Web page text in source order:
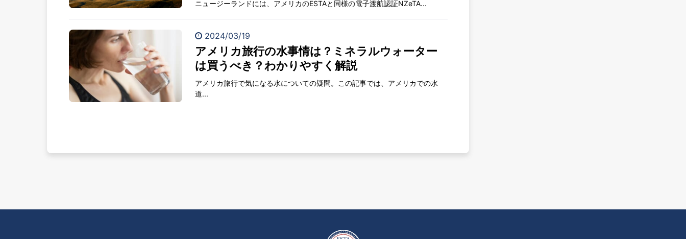
ニュージーランドには、アメリカのESTAと同様の電子渡航認証NZeTA...
2024/03/19
アメリカ旅行の水事情は？ミネラルウォーター
は買うべき？わかりやすく解説
アメリカ旅行で気になる水についての疑問。この記事では、アメリカでの水
道...